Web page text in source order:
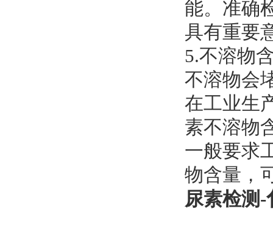
能。准确
具有重要
5.不溶物
不溶物会
在工业生
素不溶物
一般要求
物含量，
尿素检测-